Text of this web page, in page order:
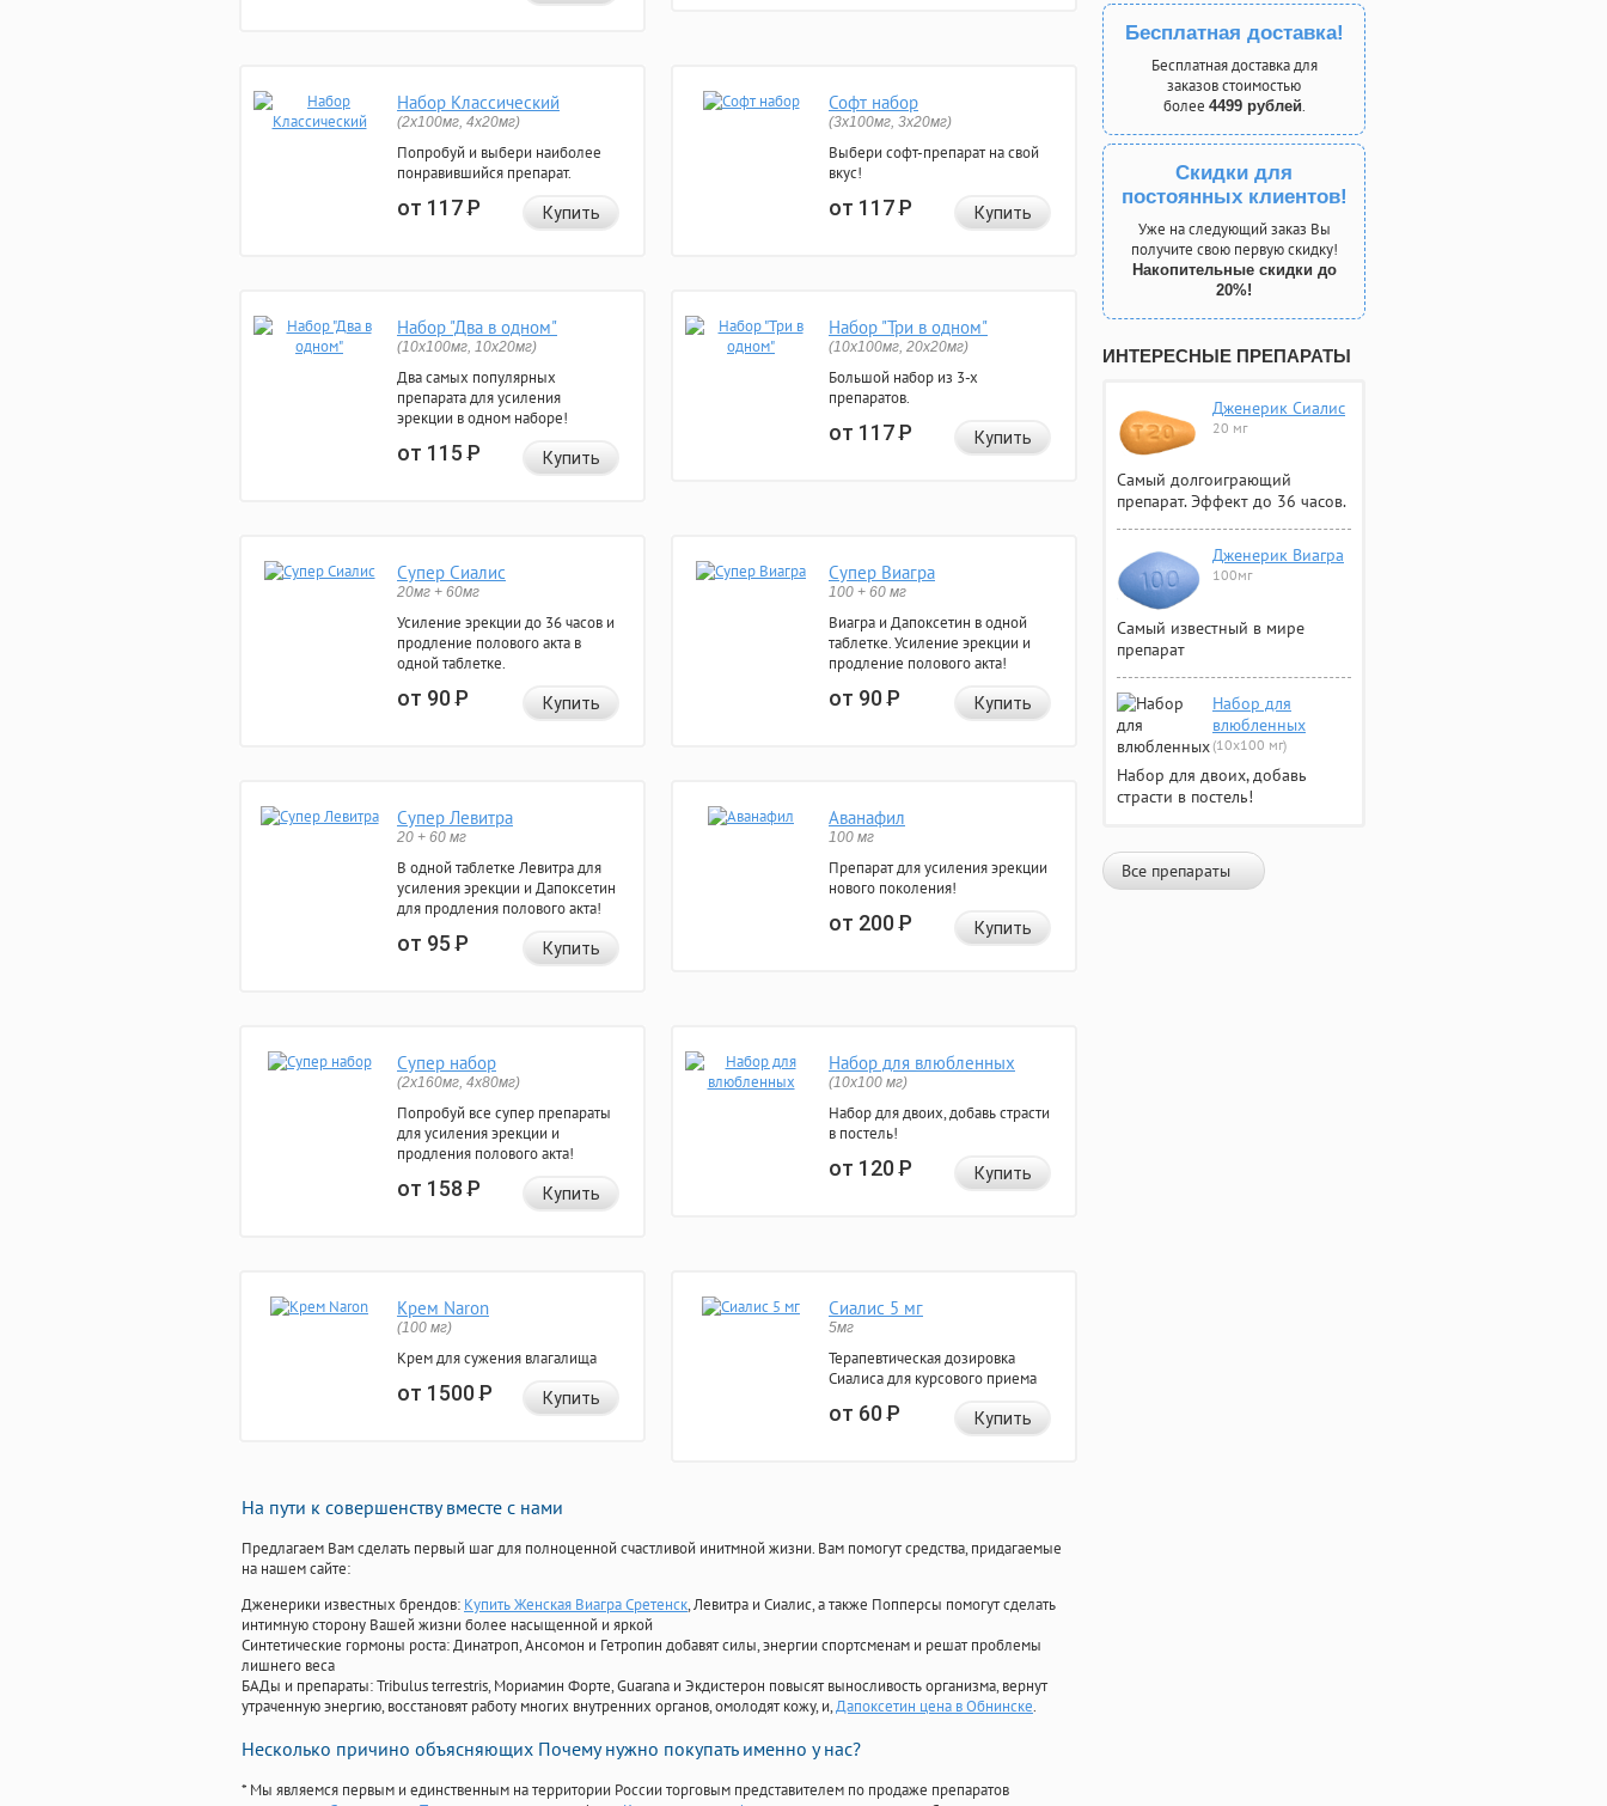
Набор Классический
(2x100мг, 4x20мг)
Попробуй и выбери наиболее
понравившийся препарат.
от 117Р Купить
Софт набор
(3x100мг, 3x20мг)
Выбери софт-препарат на свой
вкус!
от 117Р Купить
Набор "Два в одном"
(10x100мг, 10x20мг)
Два самых популярных
препарата для усиления
эрекции в одном наборе!
от 115Р Купить
Набор "Три в одном"
(10x100мг, 20x20мг)
Большой набор из 3-х
препаратов.
от 117Р Купить
Супер Сиалис
20мг + 60мг
Усиление эрекции до 36 часов и
продление полового акта в
одной таблетке.
от 90Р Купить
Супер Виагра
100 + 60 мг
Виагра и Дапоксетин в одной
таблетке. Усиление эрекции и
продление полового акта!
от 90Р Купить
Супер Левитра
20 + 60 мг
В одной таблетке Левитра для
усиления эрекции и Дапоксетин
для продления полового акта!
от 95Р Купить
Аванафил
100 мг
Препарат для усиления эрекции
нового поколения!
от 200Р Купить
Супер набор
(2х160мг, 4х80мг)
Попробуй все супер препараты
для усиления эрекции и
продления полового акта!
от 158Р Купить
Набор для влюбленных
(10х100 мг)
Набор для двоих, добавь страсти
в постель!
от 120Р Купить
Крем Naron
(100 мг)
Крем для сужения влагалища
от 1500Р Купить
Сиалис 5 мг
5мг
Терапевтическая дозировка
Сиалиса для курсового приема
от 60Р Купить
На пути к совершенству вместе с нами
Предлагаем Вам сделать первый шаг для полноценной счастливой инитмной жизни. Вам помогут средства, придагаемые
на нашем сайте:
Дженерики известных брендов: Купить Женская Виагра Сретенск, Левитра и Сиалис, а также Попперсы помогут сделать
интимную сторону Вашей жизни более насыщенной и яркой
Синтетические гормоны роста: Динатроп, Ансомон и Гетропин добавят силы, энергии спортсменам и решат проблемы
лишнего веса
БАДы и препараты:Tribulus terrestris, Мориамин Форте, Guarana и Экдистерон повысят выносливость организма, вернут
утраченную энергию, восстановят работу многих внутренних органов, омолодят кожу, и,Дапоксетин цена в Обнинске.
Несколько причино объясняющих Почему нужно покупать именно у нас?
* Мы являемся первым и единственным на территории России торговым представителем по продаже препаратов
Бесплатная доставка!
Бесплатная доставка для
заказов стоимостью
более 4499 рублей.
Скидки для
постоянных клиентов!
Уже на следующий заказ Вы
получите свою первую скидку!
Накопительные скидки до
20%!
ИНТЕРЕСНЫЕ ПРЕПАРАТЫ
Дженерик Сиалис
20 мг
Самый долгоиграющий
препарат. Эффект до 36 часов.
Дженерик Виагра
100мг
Самый известный в мире
препарат
Набор для
влюбленных
(10х100 мг)
Набор для двоих, добавь
страсти в постель!
Все препараты